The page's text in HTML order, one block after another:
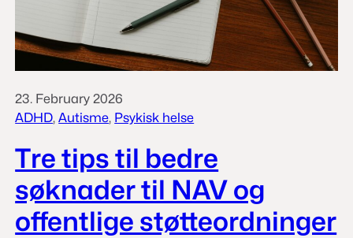
23. February 2026
ADHD, Autisme, Psykisk helse
Tre tips til bedre
søknader til NAV og
offentlige støtteordninger